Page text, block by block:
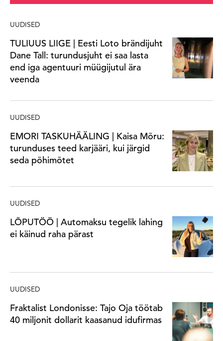
UUDISED
TULIUUS LIIGE | Eesti Loto brändijuht
Dane Tall: turundusjuht ei saa lasta
end iga agentuuri müügijutul ära
veenda
UUDISED
EMORI TASKUHÄÄLING | Kaisa Mõru:
turunduses teed karjääri, kui järgid
seda põhimõtet
UUDISED
LÕPUTÖÖ | Automaksu tegelik lahing
ei käinud raha pärast
UUDISED
Fraktalist Londonisse: Tajo Oja töötab
40 miljonit dollarit kaasanud idufirmas